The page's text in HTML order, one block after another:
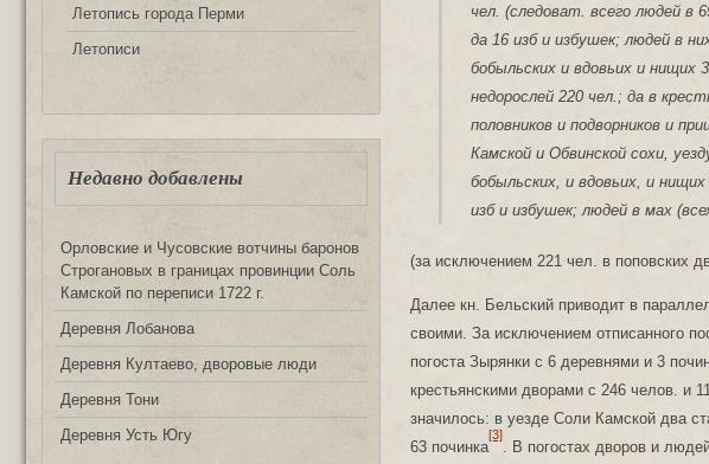
Летопись города Перми
Летописи
Недавно добавлены
Орловские и Чусовские вотчины баронов
Строгановых в границах провинции Соль
Камской по переписи 1722 г.
Деревня Лобанова
Деревня Култаево, дворовые люди
Деревня Тони
Деревня Усть Югу
чел. (следоват. всего людей в
да 16 изб и избушек; людей в
бобыльских и вдовьих и нищих
недорослей 220 чел.; да в
половников и подворников и
Камской и Обвинской сохи,
бобыльских, и вдовьих, и
изб и избушек; людей в мах
(за исключением 221 чел. в поповских
Далее кн. Бельский приводит в
своими. За исключением отписанного
погоста Зырянки с 6 деревнями и 3
крестьянскими дворами с 246 челов. и
значилось: в уезде Соли Камской два
63 починка
[3]
. В погостах дворов и